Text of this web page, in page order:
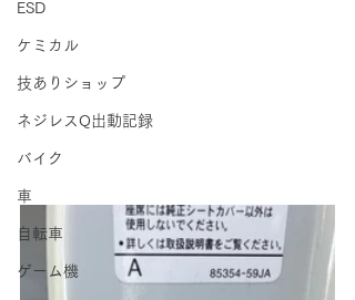
ESD
ケミカル
技ありショップ
ネジレスQ出動記録
バイク
車
自転車
ゲーム機